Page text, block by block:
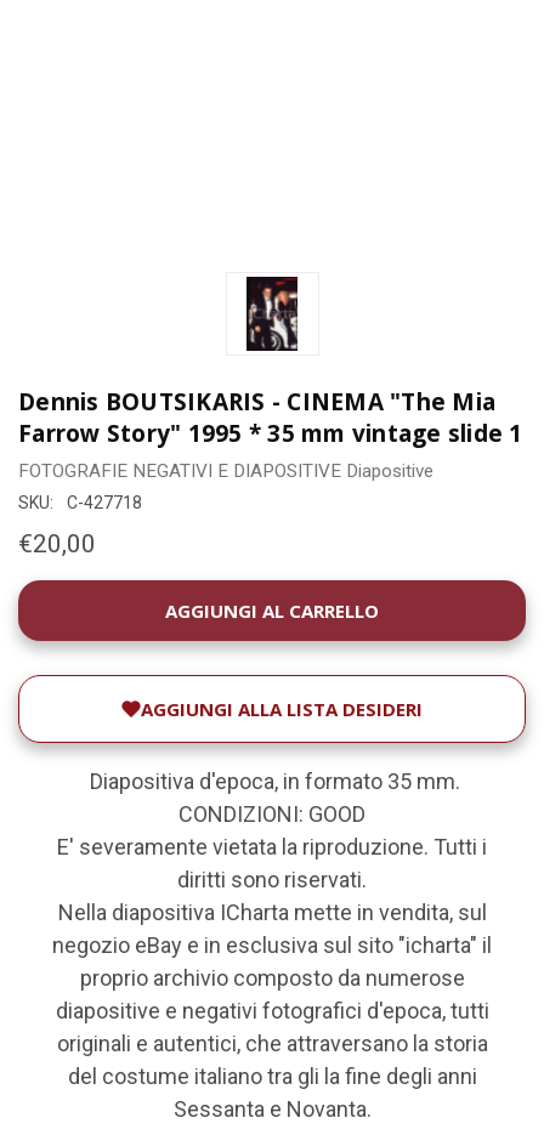
Dennis BOUTSIKARIS - CINEMA "The Mia
Farrow Story" 1995 * 35 mm vintage slide 1
FOTOGRAFIE NEGATIVI E DIAPOSITIVE Diapositive
SKU: C-427718
€20,00
DISPONIBILITÀ
ATTUALE:
AGGIUNGI ALLA LISTA DESIDERI
Diapositiva d'epoca, in formato 35 mm.
CONDIZIONI: GOOD
E' severamente vietata la riproduzione. Tutti i
diritti sono riservati.
Nella diapositiva ICharta mette in vendita, sul
negozio eBay e in esclusiva sul sito "icharta" il
proprio archivio composto da numerose
diapositive e negativi fotografici d'epoca, tutti
originali e autentici, che attraversano la storia
del costume italiano tra gli la fine degli anni
Sessanta e Novanta.